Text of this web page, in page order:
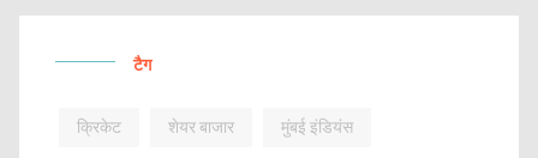
टैग
क्रिकेट शेयर बाजार मुंबई इंडियंस